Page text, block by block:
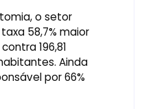
o setor
58,7% maior
196,81
Ainda
por 66%